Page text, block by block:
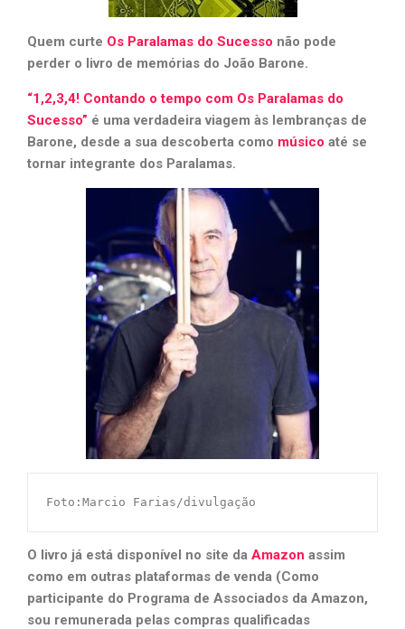
Quem curte Os Paralamas do Sucesso não pode
perder o livro de memórias do João Barone.
“1,2,3,4! Contando o tempo com Os Paralamas do
Sucesso” é uma verdadeira viagem às lembranças de
Barone, desde a sua descoberta como músico até se
tornar integrante dos Paralamas.
Foto:Marcio Farias/divulgação
O livro já está disponível no site da Amazon assim
como em outras plataformas de venda (Como
participante do Programa de Associados da Amazon,
sou remunerada pelas compras qualificadas